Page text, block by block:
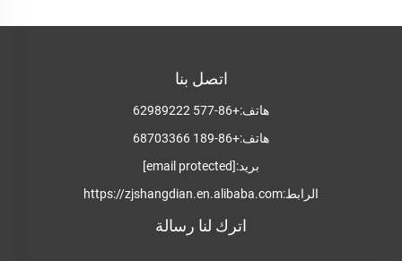
اتصل بنا
هاتف:+86-577 62989222
هاتف:+86-189 68703366
بريد:[email protected]
الرابط:https://zjshangdian.en.alibaba.com
اترك لنا رسالة